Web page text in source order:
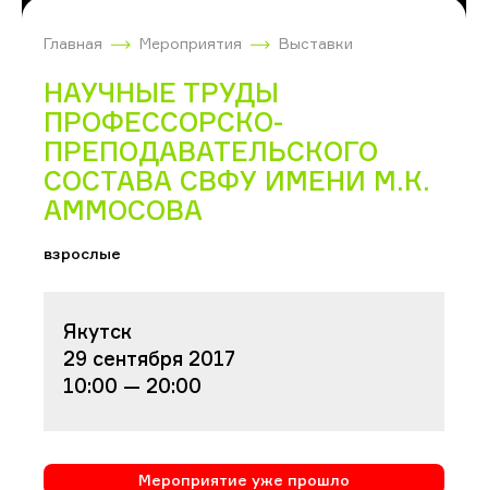
Главная Мероприятия Выставки
НАУЧНЫЕ ТРУДЫ
ПРОФЕССОРСКО-
ПРЕПОДАВАТЕЛЬСКОГО
СОСТАВА СВФУ ИМЕНИ М.К.
АММОСОВА
взрослые
Якутск
29 сентября 2017
10:00 — 20:00
Мероприятие уже прошло